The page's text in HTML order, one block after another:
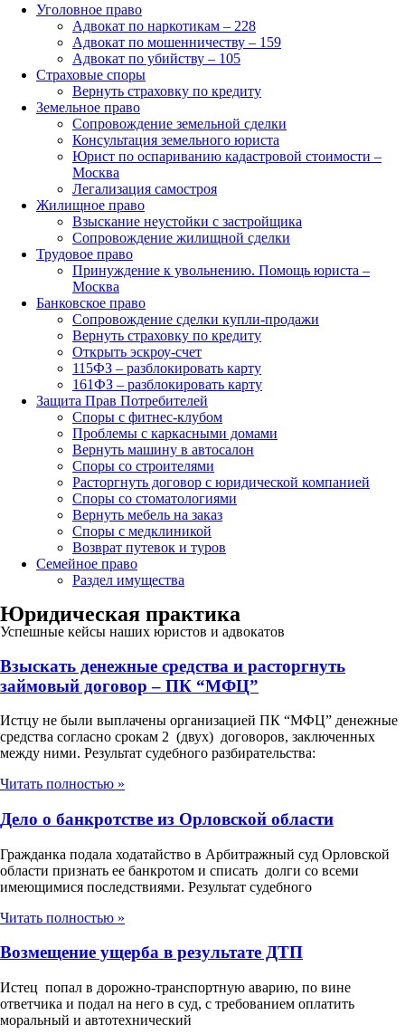
Уголовное право
Адвокат по наркотикам – 228
Адвокат по мошенничеству – 159
Адвокат по убийству – 105
Страховые споры
Вернуть страховку по кредиту
Земельное право
Сопровождение земельной сделки
Консультация земельного юриста
Юрист по оспариванию кадастровой стоимости –
Москва
Легализация самостроя
Жилищное право
Взыскание неустойки с застройщика
Сопровождение жилищной сделки
Трудовое право
Принуждение к увольнению. Помощь юриста –
Москва
Банковское право
Сопровождение сделки купли-продажи
Вернуть страховку по кредиту
Открыть эскроу-счет
115ФЗ – разблокировать карту
161ФЗ – разблокировать карту
Защита Прав Потребителей
Споры с фитнес-клубом
Проблемы с каркасными домами
Вернуть машину в автосалон
Споры со строителями
Расторгнуть договор с юридической компанией
Споры со стоматологиями
Вернуть мебель на заказ
Споры с медклиникой
Возврат путевок и туров
Семейное право
Раздел имущества
Юридическая практика
Успешные кейсы наших юристов и адвокатов
Взыскать денежные средства и расторгнуть
займовый договор – ПК “МФЦ”
Истцу не были выплачены организацией ПК “МФЦ” денежные
средства согласно срокам 2 (двух) договоров, заключенных
между ними. Результат судебного разбирательства:
Читать полностью »
Дело о банкротстве из Орловской области
Гражданка подала ходатайство в Арбитражный суд Орловской
области признать ее банкротом и списать долги со всеми
имеющимися последствиями. Результат судебного
Читать полностью »
Возмещение ущерба в результате ДТП
Истец попал в дорожно-транспортную аварию, по вине
ответчика и подал на него в суд, с требованием оплатить
моральный и автотехнический